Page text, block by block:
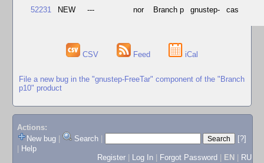
52231 NEW --- nor Branch p gnustep- cas
CSV Feed iCal
File a new bug in the "gnustep-FreeTar" component of the "Branch
p10" product
Actions:
New bug
Search
[?]
Help
Register
Log In Forgot Password EN RU